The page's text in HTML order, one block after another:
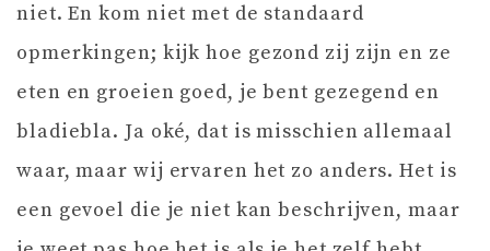
niet. En kom niet met de standaard
opmerkingen; kijk hoe gezond zij zijn en ze
eten en groeien goed, je bent gezegend en
bladiebla. Ja oké, dat is misschien allemaal
waar, maar wij ervaren het zo anders. Het is
een gevoel die je niet kan beschrijven, maar